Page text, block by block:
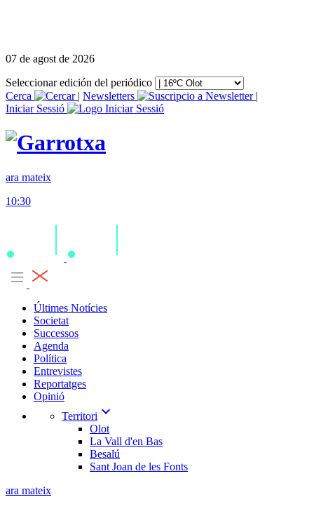
07 de agost de 2026
Seleccionar edición del periódico
Cerca
| Newsletters
|
Iniciar Sessió
ara mateix
10:30
Últimes Notícies
Societat
Successos
Agenda
Política
Entrevistes
Reportatges
Opinió
Territori expand_more
Olot
La Vall d'en Bas
Besalú
Sant Joan de les Fonts
ara mateix